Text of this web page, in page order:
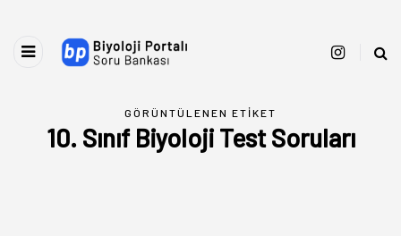
GÖRÜNTÜLENEN ETIKET
10. Sınıf Biyoloji Test Soruları